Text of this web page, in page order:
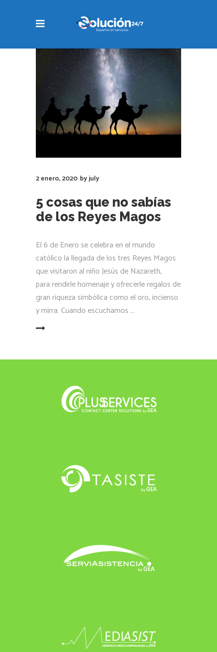
2 enero, 2020 byjuly
5 cosas que no sabías
de los Reyes Magos
El 6 de Enero se celebra en el mundo
católico la llegada de los tres Reyes Magos
que visitaron al niño Jesús de Nazareth,
para rendirle homenaje y ofrecerle regalos de
gran riqueza simbólica como el oro, incienso
y mirra. Cuando escuchamos